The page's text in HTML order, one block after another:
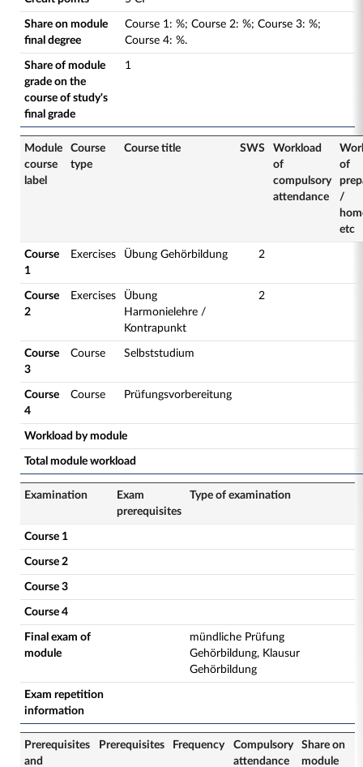
Share on module
final degree
Course 1: %; Course 2: %; Course 3: %;
Course 4: %.
Share of module
grade on the
course of study's
final grade
1
Module
course
label
Course
type
Course title SWS
Workload
of
compulsory
attendance
of
/
etc
Course
1
Exercises Übung Gehörbildung 2
Course
2
Exercises
Übung
Harmonielehre /
Kontrapunkt
2
Course
3
Course Selbststudium
Course
4
Course Prüfungsvorbereitung
Workload by module
Total module workload
Examination
Exam
prerequisites
Type of examination
Course 1
Course 2
Course 3
Course 4
Final exam of
module
mündliche Prüfung
Gehörbildung, Klausur
Gehörbildung
Exam repetition
information
Prerequisites
and
Prerequisites Frequency
Compulsory
attendance
Share on
module